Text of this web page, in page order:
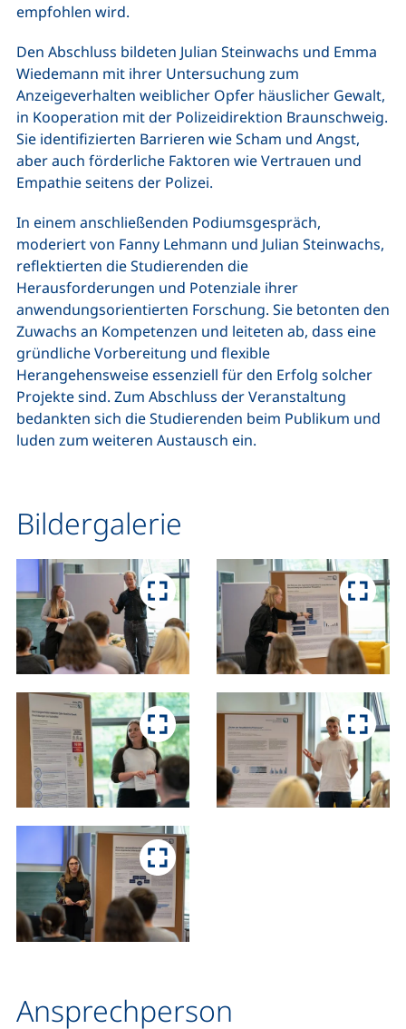
empfohlen wird.
Den Abschluss bildeten Julian Steinwachs und Emma
Wiedemann mit ihrer Untersuchung zum
Anzeigeverhalten weiblicher Opfer häuslicher Gewalt,
in Kooperation mit der Polizeidirektion Braunschweig.
Sie identifizierten Barrieren wie Scham und Angst,
aber auch förderliche Faktoren wie Vertrauen und
Empathie seitens der Polizei.
In einem anschließenden Podiumsgespräch,
moderiert von Fanny Lehmann und Julian Steinwachs,
reflektierten die Studierenden die
Herausforderungen und Potenziale ihrer
anwendungsorientierten Forschung. Sie betonten den
Zuwachs an Kompetenzen und leiteten ab, dass eine
gründliche Vorbereitung und flexible
Herangehensweise essenziell für den Erfolg solcher
Projekte sind. Zum Abschluss der Veranstaltung
bedankten sich die Studierenden beim Publikum und
luden zum weiteren Austausch ein.
Bildergalerie
Ansprechperson